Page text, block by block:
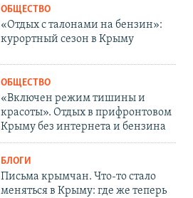
ОБЩЕСТВО
«Отдых с талонами на бензин»:
курортный сезон в Крыму
ОБЩЕСТВО
«Включен режим тишины и
красоты». Отдых в прифронтовом
Крыму без интернета и бензина
БЛОГИ
Письма крымчан. Что-то стало
меняться в Крыму: где же теперь